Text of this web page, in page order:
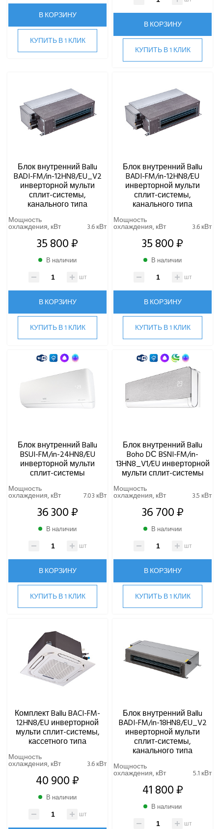
В КОРЗИНУ
КУПИТЬ В 1 КЛИК
В КОРЗИНУ
КУПИТЬ В 1 КЛИК
Блок внутренний Ballu
BADI-FM/in-12HN8/EU_V2
инверторной мульти
сплит-системы,
канального типа
Мощность
охлаждения, кВт 3.6 кВт
35 800 ₽
В наличии
шт
В КОРЗИНУ
КУПИТЬ В 1 КЛИК
Блок внутренний Ballu
BADI-FM/in-12HN8/EU
инверторной мульти
сплит-системы,
канального типа
Мощность
охлаждения, кВт 3.6 кВт
35 800 ₽
В наличии
шт
В КОРЗИНУ
КУПИТЬ В 1 КЛИК
Блок внутренний Ballu
BSUI-FM/in-24HN8/EU
инверторной мульти
сплит-системы
Мощность
охлаждения, кВт 7.03 кВт
36 300 ₽
В наличии
шт
В КОРЗИНУ
КУПИТЬ В 1 КЛИК
Блок внутренний Ballu
Boho DС BSNI-FM/in-
13HN8_V1/EU инверторной
мульти сплит-системы
Мощность
охлаждения, кВт 3.5 кВт
36 700 ₽
В наличии
шт
В КОРЗИНУ
КУПИТЬ В 1 КЛИК
Комплект Ballu BACI-FM-
12HN8/EU инверторной
мульти сплит-системы,
кассетного типа
Мощность
охлаждения, кВт 3.6 кВт
40 900 ₽
В наличии
шт
Блок внутренний Ballu
BADI-FM/in-18HN8/EU_V2
инверторной мульти
сплит-системы,
канального типа
Мощность
охлаждения, кВт 5.1 кВт
41 800 ₽
В наличии
шт